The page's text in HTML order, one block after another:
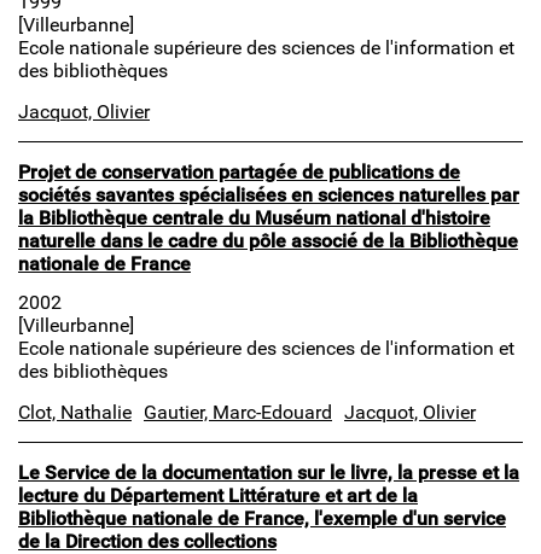
[Villeurbanne]
Ecole nationale supérieure des sciences de l'information et
des bibliothèques
Jacquot, Olivier
Projet de conservation partagée de publications de
sociétés savantes spécialisées en sciences naturelles par
la Bibliothèque centrale du Muséum national d'histoire
naturelle dans le cadre du pôle associé de la Bibliothèque
nationale de France
2002
[Villeurbanne]
Ecole nationale supérieure des sciences de l'information et
des bibliothèques
Clot, Nathalie Gautier, Marc-Edouard Jacquot, Olivier
Le Service de la documentation sur le livre, la presse et la
lecture du Département Littérature et art de la
Bibliothèque nationale de France, l'exemple d'un service
de la Direction des collections